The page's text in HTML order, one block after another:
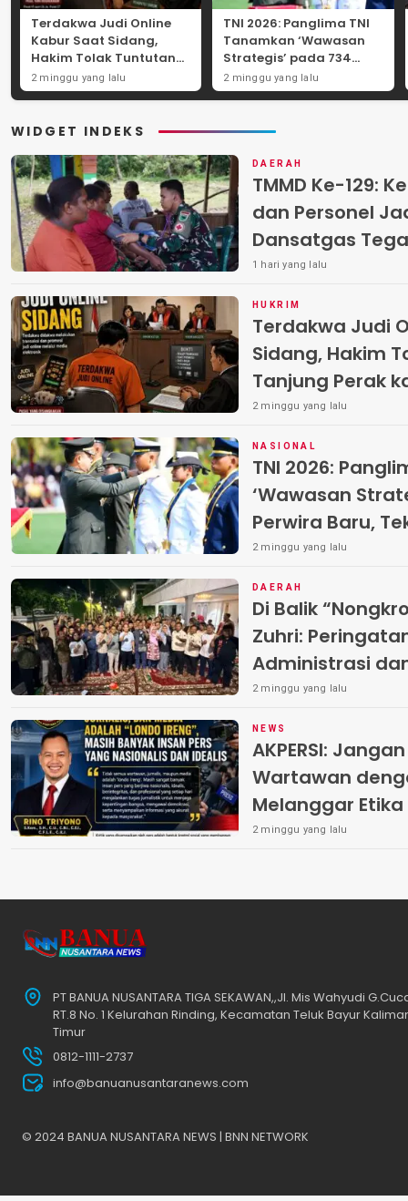
Terdakwa Judi Online
Kabur Saat Sidang,
Hakim Tolak Tuntutan
JPU Tanjung Perak
karena Gagal Hadirkan
2 minggu yang lalu
TNI 2026: Panglima TNI
Tanamkan ‘Wawasan
Strategis’ pada 734
Perwira Baru, Tekankan
Netralitas dan
2 minggu yang lalu
WIDGET INDEKS
DAERAH
TMMD Ke-129:
dan Personel
Dansatgas
Nyata
1 hari yang lalu
HUKRIM
Terdakwa Judi
Sidang, Hakim
Tanjung Perak
Hadirkan
2 minggu yang lalu
NASIONAL
TNI 2026:
‘Wawasan
Perwira Baru,
dan Integritas
2 minggu yang lalu
DAERAH
Di Balik
Zuhri:
Administrasi
Warga di
2 minggu yang lalu
NEWS
AKPERSI:
Wartawan
Melanggar
2 minggu yang lalu
PT BANUA NUSANTARA TIGA SEKAWAN,,Jl. Mis Wahyudi
RT.8 No. 1 Kelurahan Rinding, Kecamatan Teluk Bayur
Timur
0812-1111-2737
info@banuanusantaranews.com
© 2024 BANUA NUSANTARA NEWS | BNN NETWORK